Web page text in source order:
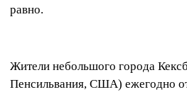
равно.
Жители небольшого города
Пенсильвания, США) ежегодно